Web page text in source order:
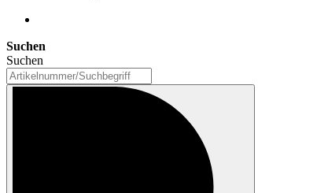
Suchen
Suchen